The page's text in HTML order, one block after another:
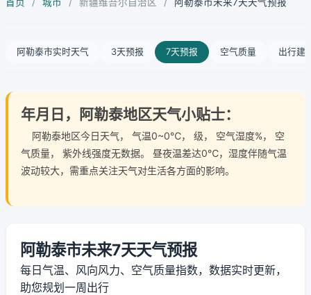
阿勒泰市实时天气 3天预报 7天预报 空气质量 出行建
年月日，阿勒泰地区天气小贴士：
阿勒泰地区今日天气， 气温0~0℃， 级， 空气湿度%， 空
气质量， 紫外线强度无数据。 昼夜温差达0℃，湿度伴随气温
波动较大，需重点关注天气对生活各方面的影响。
阿勒泰市未来7天天气预报
每日气温、风向风力、空气质量指数，数据实时更新，
助您规划一周出行